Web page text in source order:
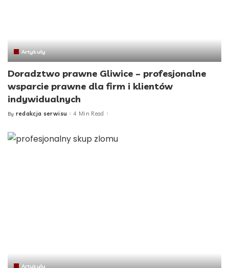
Artykuły
Doradztwo prawne Gliwice – profesjonalne
wsparcie prawne dla firm i klientów
indywidualnych
Posted
By redakcja serwisu 4 Min Read
Artykuły